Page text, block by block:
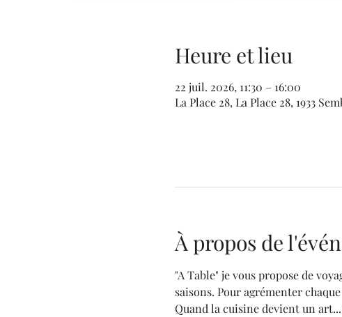
Heure et lieu
22 juil. 2026, 11:30 – 16:00
La Place 28, La Place 28, 1933
À propos de
"A Table" je vous propose de
saisons. Pour agrémenter
Quand la cuisine devient un art...